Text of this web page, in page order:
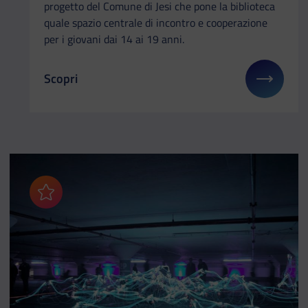
progetto del Comune di Jesi che pone la biblioteca
quale spazio centrale di incontro e cooperazione
per i giovani dai 14 ai 19 anni.
Il link ti porterà ad avere maggiori dettagli su:
Scopri
Aggiungi ai preferiti